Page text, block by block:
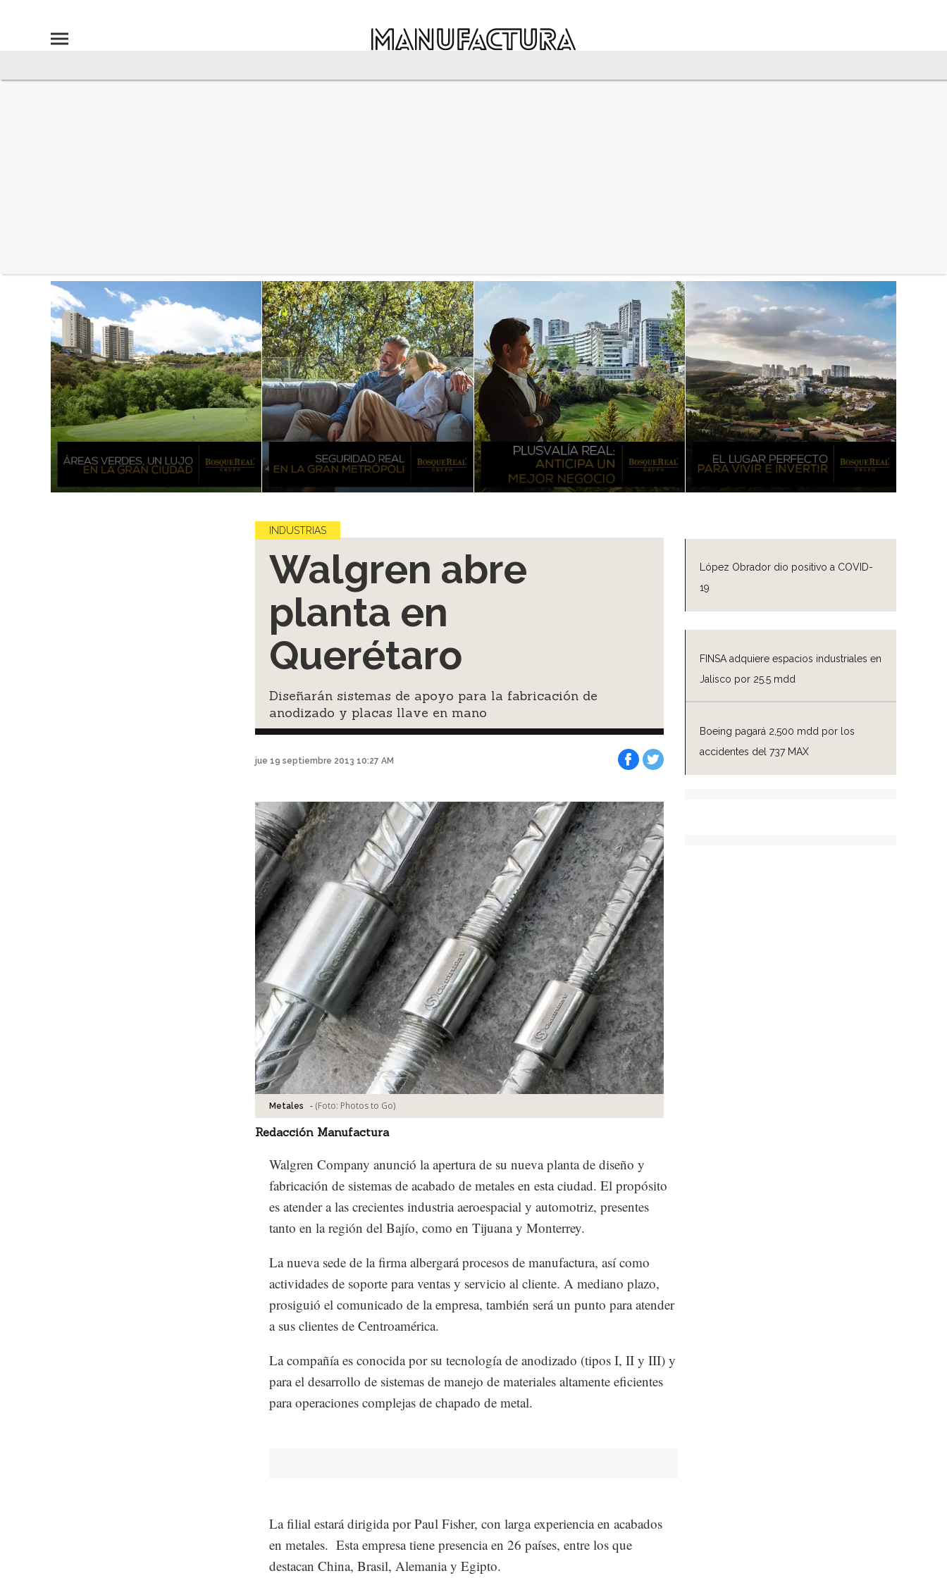
López Obrador dio positivo a COVID-
19
FINSA adquiere espacios industriales en
Jalisco por 25.5 mdd
Boeing pagará 2,500 mdd por los
accidentes del 737 MAX
INDUSTRIAS
Walgren abre
planta en
Querétaro
Diseñarán sistemas de apoyo para la fabricación de
anodizado y placas llave en mano
jue 19 septiembre 2013 10:27 AM
Metales - (Foto: Photos to Go)
Redacción Manufactura
Walgren Company anunció la apertura de su nueva planta de diseño y
fabricación de sistemas de acabado de metales en esta ciudad. El propósito
es atender a las crecientes industria aeroespacial y automotriz, presentes
tanto en la región del Bajío, como en Tijuana y Monterrey.
La nueva sede de la firma albergará procesos de manufactura, así como
actividades de soporte para ventas y servicio al cliente. A mediano plazo,
prosiguió el comunicado de la empresa, también será un punto para atender
a sus clientes de Centroamérica.
La compañía es conocida por su tecnología de anodizado (tipos I, II y III) y
para el desarrollo de sistemas de manejo de materiales altamente eficientes
para operaciones complejas de chapado de metal.
La filial estará dirigida por Paul Fisher, con larga experiencia en acabados
en metales. Esta empresa tiene presencia en 26 países, entre los que
destacan China, Brasil, Alemania y Egipto.